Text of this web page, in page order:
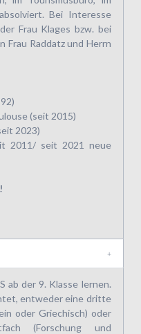
Bei Interesse
Frau Klages bzw. bei
Frau Raddatz und Herrn
(seit 2015)
2023)
2011/ seit 2021 neue
ab der 9. Klasse lernen.
entweder eine dritte
oder Griechisch) oder
(Forschung und